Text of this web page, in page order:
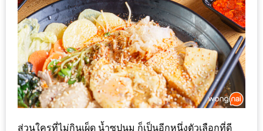
ลุ้น
บัตร
รับ
ประทาน
บุฟเฟ่ต์
ฟรี
ที่
LE
ส่วนใครที่ไม่กินเผ็ด น้ำซุปนม ก็เป็นอีกหนึ่งตัวเลือกที่ดี